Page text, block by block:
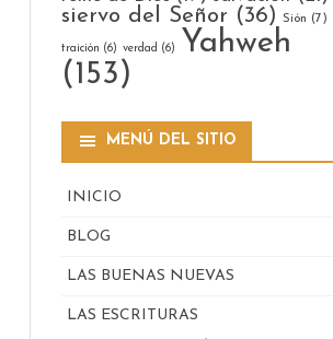
siervo del Señor (36) Sión (7)
traición (6) verdad (6)
Yahweh
(153)
MENÚ DEL SITIO
INICIO
BLOG
LAS BUENAS NUEVAS
LAS ESCRITURAS